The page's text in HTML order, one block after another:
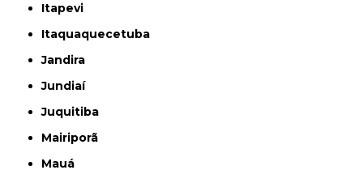
Itapevi
Itaquaquecetuba
Jandira
Jundiaí
Juquitiba
Mairiporã
Mauá